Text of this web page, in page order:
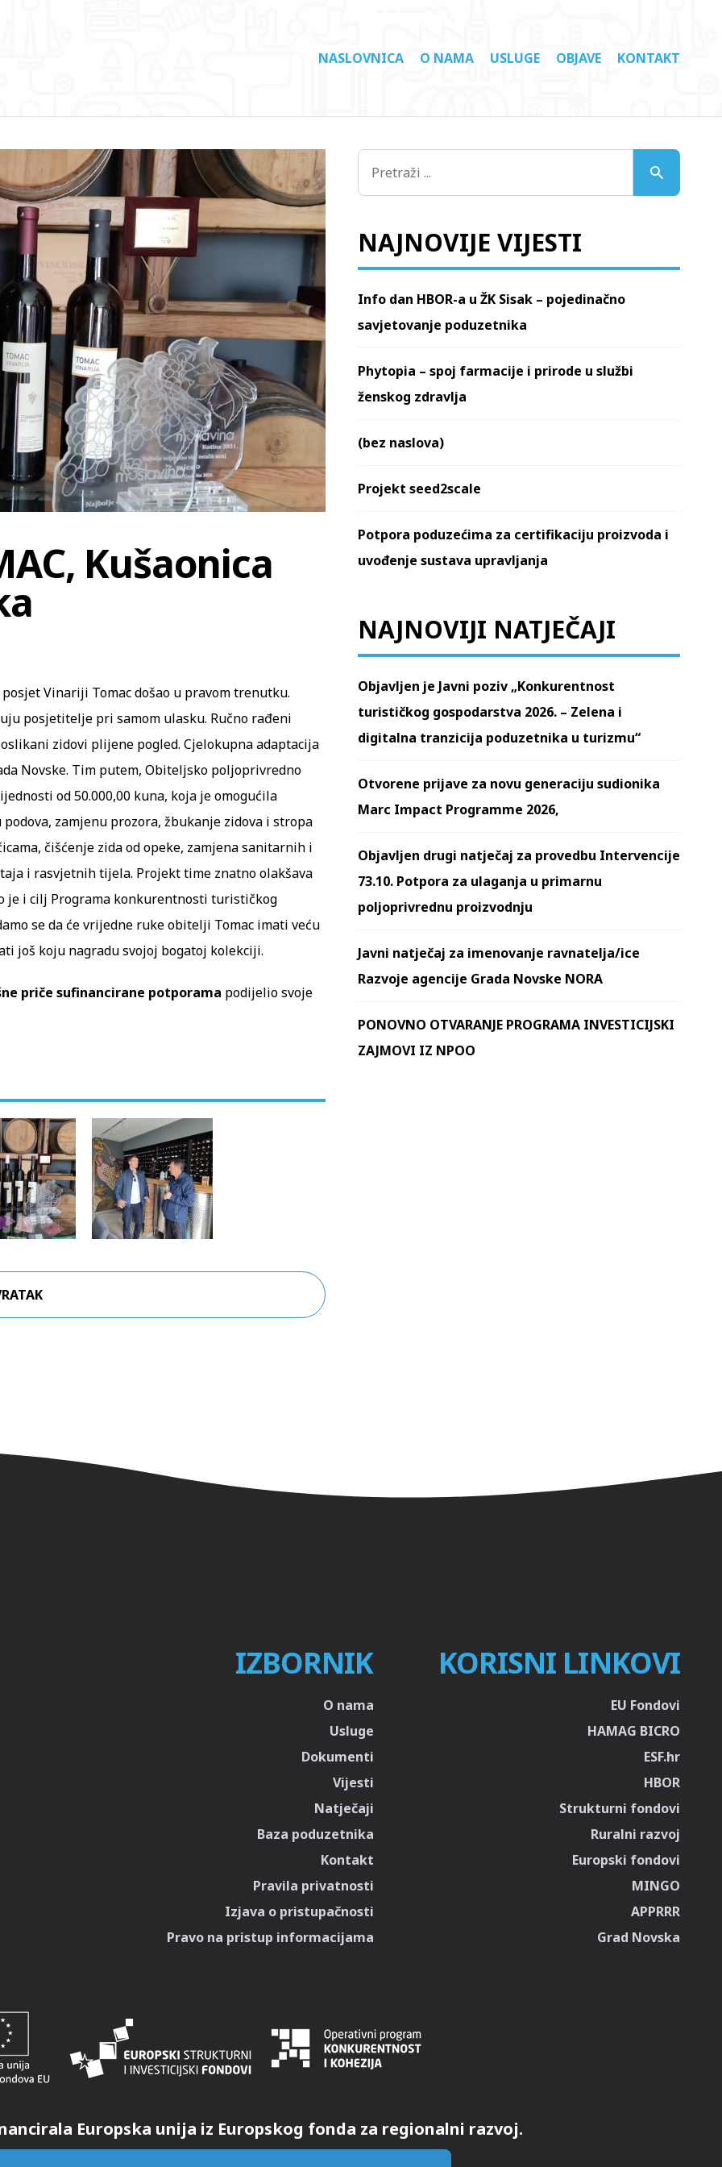
NASLOVNICA O NAMA USLUGE OBJAVE KONTAKT
Kušaonica
Vinariji Tomac došao u pravom trenutku.
posjetitelje pri samom ulasku. Ručno rađeni
zidovi plijene pogled. Cjelokupna adaptacija
Novske. Tim putem, Obiteljsko poljoprivredno
od 50.000,00 kuna, koja je omogućila
zamjenu prozora, žbukanje zidova i stropa
čišćenje zida od opeke, zamjena sanitarnih i
i rasvjetnih tijela. Projekt time znatno olakšava
je i cilj Programa konkurentnosti turističkog
se da će vrijedne ruke obitelji Tomac imati veću
još koju nagradu svojoj bogatoj kolekciji.
priče sufinancirane potporama podijelio svoje
NAJNOVIJE VIJESTI
Info dan HBOR-a u ŽK Sisak – pojedinačno
savjetovanje poduzetnika
Phytopia – spoj farmacije i prirode u službi
ženskog zdravlja
(bez naslova)
Projekt seed2scale
Potpora poduzećima za certifikaciju proizvoda i
uvođenje sustava upravljanja
NAJNOVIJI NATJEČAJI
Objavljen je Javni poziv „Konkurentnost
turističkog gospodarstva 2026. – Zelena i
digitalna tranzicija poduzetnika u turizmu“
Otvorene prijave za novu generaciju sudionika
Marc Impact Programme 2026,
Objavljen drugi natječaj za provedbu Intervencije
73.10. Potpora za ulaganja u primarnu
poljoprivrednu proizvodnju
Javni natječaj za imenovanje ravnatelja/ice
Razvoje agencije Grada Novske NORA
PONOVNO OTVARANJE PROGRAMA INVESTICIJSKI
ZAJMOVI IZ NPOO
IZBORNIK
O nama
Usluge
Dokumenti
Vijesti
Natječaji
Baza poduzetnika
Kontakt
Pravila privatnosti
Izjava o pristupačnosti
Pravo na pristup informacijama
KORISNI LINKOVI
EU Fondovi
HAMAG BICRO
ESF.hr
HBOR
Strukturni fondovi
Ruralni razvoj
Europski fondovi
MINGO
APPRRR
Grad Novska
Europska unija iz Europskog fonda za regionalni razvoj.